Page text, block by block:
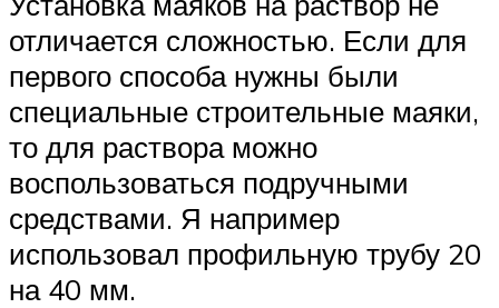
отличается сложностью. Если для
первого способа нужны были
специальные строительные маяки,
то для раствора можно
воспользоваться подручными
средствами. Я например
использовал профильную трубу 20
на 40 мм.